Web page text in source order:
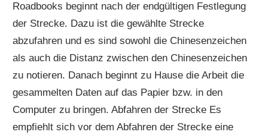
Roadbooks beginnt nach der endgültigen Festlegung
der Strecke. Dazu ist die gewählte Strecke
abzufahren und es sind sowohl die Chinesenzeichen
als auch die Distanz zwischen den Chinesenzeichen
zu notieren. Danach beginnt zu Hause die Arbeit die
gesammelten Daten auf das Papier bzw. in den
Computer zu bringen. Abfahren der Strecke Es
empfiehlt sich vor dem Abfahren der Strecke eine